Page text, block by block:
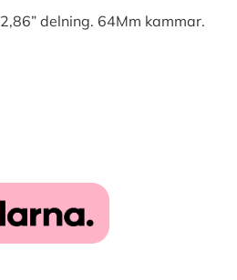
delning. 64Mm kammar.